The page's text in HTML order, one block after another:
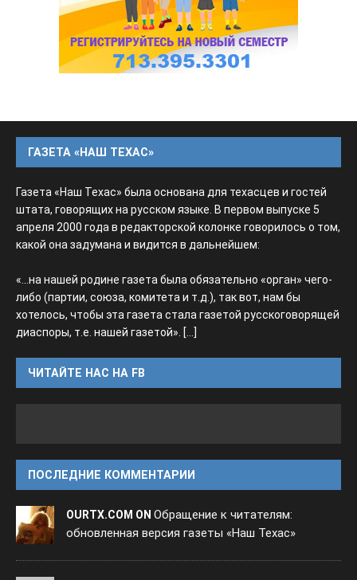
ГАЗЕТА «НАШ ТЕХАС»
Газета «Наш Техас» была основана для техасцев и гостей
штата, говорящих на русском языке. В первом выпуске 5
апреля 2000 года в редакторской колонке говорилось о том,
какой она задумана и видится в дальнейшем:
«...на нашей родине газета была обязательно «орган» чего-
либо (партии, союза, комитета и т.д.), так вот, нам бы
хотелось, чтобы эта газета стала газетой русскоговорящей
диаспоры, т.е. нашей газетой». [...]
ЧИТАЙТЕ НАС НА FB
ПОСЛЕДНИЕ КОММЕНТАРИИ
OURTX.COM ON Обращение к читателям:
обновленная версия газеты «Наш Техас»